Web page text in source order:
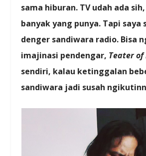
sama hiburan. TV udah ada
banyak yang punya. Tapi saya
denger sandiwara radio. Bisa
imajinasi pendengar, Teater of
sendiri, kalau ketinggalan
sandiwara jadi susah